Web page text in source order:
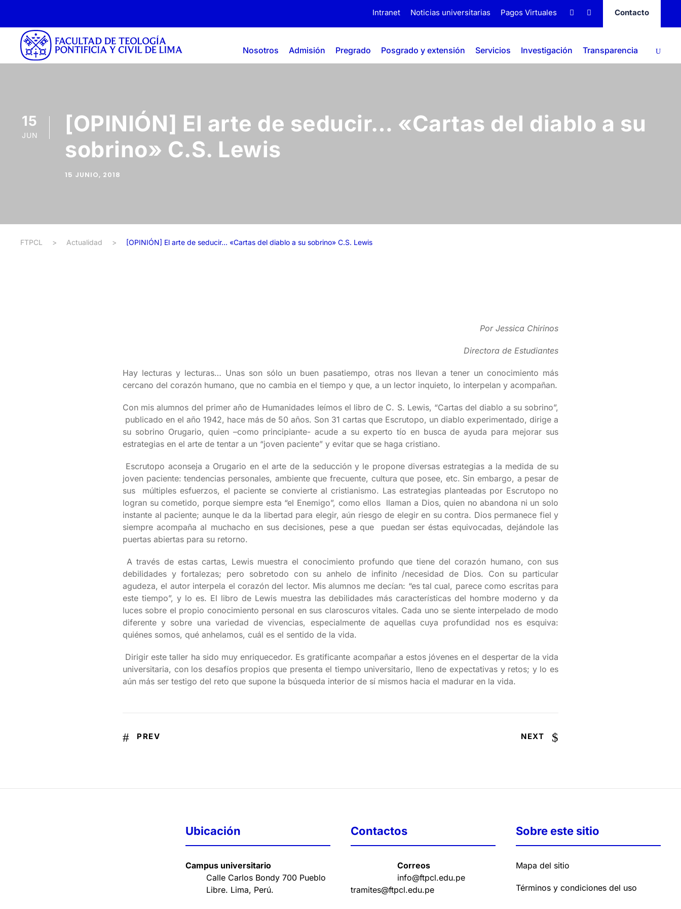
Intranet Noticias universitarias Pagos Virtuales Contacto
Nosotros Admisión Pregrado Posgrado y extensión Servicios Investigación Transparencia
15
JUN
[OPINIÓN] El arte de seducir… «Cartas del diablo a su
sobrino» C.S. Lewis
15 JUNIO, 2018
FTPCL > Actualidad > [OPINIÓN] El arte de seducir… «Cartas del diablo a su sobrino» C.S. Lewis
Por Jessica Chirinos
Directora de Estudiantes
Hay lecturas y lecturas… Unas son sólo un buen pasatiempo, otras nos llevan a tener un conocimiento más
cercano del corazón humano, que no cambia en el tiempo y que, a un lector inquieto, lo interpelan y acompañan.
Con mis alumnos del primer año de Humanidades leímos el libro de C. S. Lewis, “Cartas del diablo a su sobrino”,
publicado en el año 1942, hace más de 50 años. Son 31 cartas que Escrutopo, un diablo experimentado, dirige a
su sobrino Orugario, quien –como principiante- acude a su experto tío en busca de ayuda para mejorar sus
estrategias en el arte de tentar a un “joven paciente” y evitar que se haga cristiano.
Escrutopo aconseja a Orugario en el arte de la seducción y le propone diversas estrategias a la medida de su
joven paciente: tendencias personales, ambiente que frecuente, cultura que posee, etc. Sin embargo, a pesar de
sus múltiples esfuerzos, el paciente se convierte al cristianismo. Las estrategias planteadas por Escrutopo no
logran su cometido, porque siempre esta “el Enemigo”, como ellos llaman a Dios, quien no abandona ni un solo
instante al paciente; aunque le da la libertad para elegir, aún riesgo de elegir en su contra. Dios permanece fiel y
siempre acompaña al muchacho en sus decisiones, pese a que puedan ser éstas equivocadas, dejándole las
puertas abiertas para su retorno.
A través de estas cartas, Lewis muestra el conocimiento profundo que tiene del corazón humano, con sus
debilidades y fortalezas; pero sobretodo con su anhelo de infinito /necesidad de Dios. Con su particular
agudeza, el autor interpela el corazón del lector. Mis alumnos me decían: “es tal cual, parece como escritas para
este tiempo”, y lo es. El libro de Lewis muestra las debilidades más características del hombre moderno y da
luces sobre el propio conocimiento personal en sus claroscuros vitales. Cada uno se siente interpelado de modo
diferente y sobre una variedad de vivencias, especialmente de aquellas cuya profundidad nos es esquiva:
quiénes somos, qué anhelamos, cuál es el sentido de la vida.
Dirigir este taller ha sido muy enriquecedor. Es gratificante acompañar a estos jóvenes en el despertar de la vida
universitaria, con los desafíos propios que presenta el tiempo universitario, lleno de expectativas y retos; y lo es
aún más ser testigo del reto que supone la búsqueda interior de sí mismos hacia el madurar en la vida.
PREV NEXT
Ubicación
Campus universitario
Calle Carlos Bondy 700 Pueblo
Libre. Lima, Perú.
Contactos
Correos
info@ftpcl.edu.pe
tramites@ftpcl.edu.pe
Sobre este sitio
Mapa del sitio
Términos y condiciones del uso